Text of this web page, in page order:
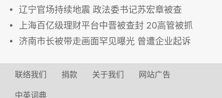
辽宁官场持续地震 政法委书记苏宏章被查
上海百亿级理财平台中晋被查封 20高管被抓
济南市长被带走画面罕见曝光 曾遭企业起诉
联络我们 捐款 关于我们 网站广告
中英词典